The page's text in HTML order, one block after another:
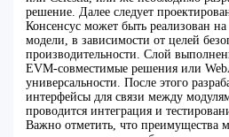
решение. Далее следует
Консенсус может быть реализован
модели, в зависимости от целей
производительности. Слой
EVM-совместимые решения или
универсальности. После этого
интерфейсы для связи между
проводится интеграция и
Важно отметить, что преимущества